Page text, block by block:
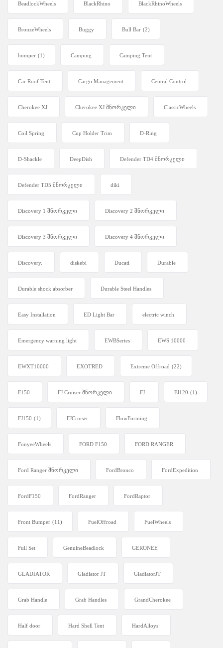
BeadlockWheels BlackRhino BlackRhinoWheels
BronzeWheels Buggy Bull Bar (2)
bumper (1) Camping Camping Tent
Car Roof Tent Cargo Management Central Control
Cherokee XJ Cherokee XJ შნორკელი ClassicWheels
Coil Spring Cup Holder Trim D-Ring
D-Shackle DeepDish Defender TD4 შნორკელი
Defender TD5 შნორკელი diki
Discovery 1 შნორკელი Discovery 2 შნორკელი
Discovery 3 შნორკელი Discovery 4 შნორკელი
Discovery. diskebi Ducati Durable
Durable shock absorber Durable Steel Handles
Easy Installation ED Light Bar electric winch
Emergency warning light EWBSeries EWS 10000
EWXT10000 EXOTRED Extreme Offroad (22)
F150 FJ Cruiser შნორკელი FJ. FJ120 (1)
FJ150 (1) FJCruiser FlowForming
FonyeeWheels FORD F150 FORD RANGER
Ford Ranger შნორკელი FordBronco FordExpedition
FordF150 FordRanger FordRaptor
Front Bumper (11) FuelOffroad FuelWheels
Full Set GenuineBeadlock GERONEE
GLADIATOR Gladiator JT GladiatorJT
Grab Handle Grab Handles GrandCherokee
Half door Hard Shell Tent HardAlloys